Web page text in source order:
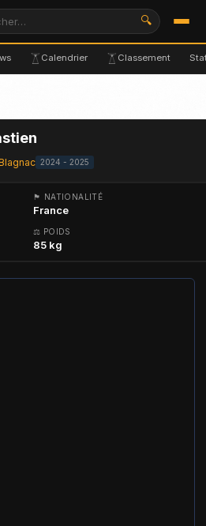
🔍
Calendrier Classement
2024 - 2025
🏴 NATIONALITÉ
France
⚖ POIDS
85 kg